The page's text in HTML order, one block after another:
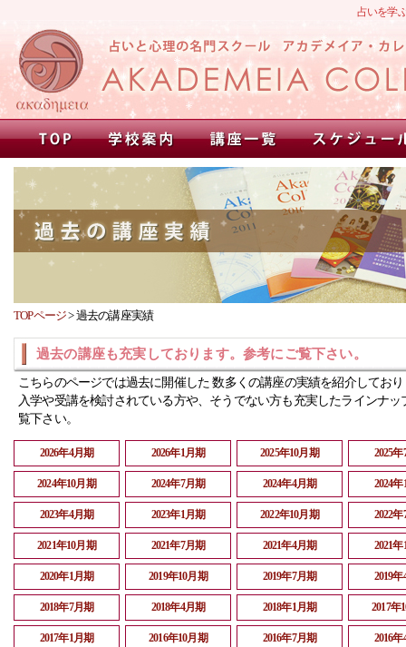
占いを学
TOPページ>過去の講座実績
過去の講座も充実しております。参考にご覧下さい。
こちらのページでは過去に開催した 数多くの講座の実績を紹介してお
入学や受講を検討されている方や、そうでない方も充実したラインナッ
覧下さい。
2026年4月期 2026年1月期 2025年10月期 2025
2024年10月期 2024年7月期 2024年4月期 2024
2023年4月期 2023年1月期 2022年10月期 2022
2021年10月期 2021年7月期 2021年4月期 2021
2020年1月期 2019年10月期 2019年7月期 2019
2018年7月期 2018年4月期 2018年1月期 2017年
2017年1月期 2016年10月期 2016年7月期 2016